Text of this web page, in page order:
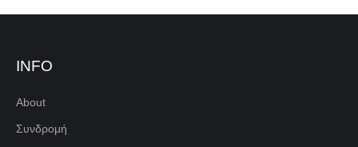
INFO
About
Συνδρομή